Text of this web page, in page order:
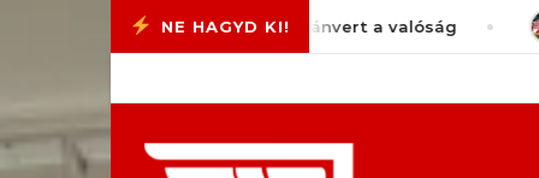
#77 – Megint pofánvert a valóság